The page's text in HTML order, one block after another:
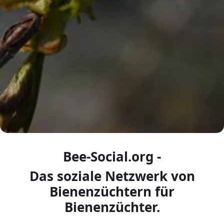
Bee-Social.org -
Das soziale Netzwerk von
Bienenzüchtern für
Bienenzüchter.